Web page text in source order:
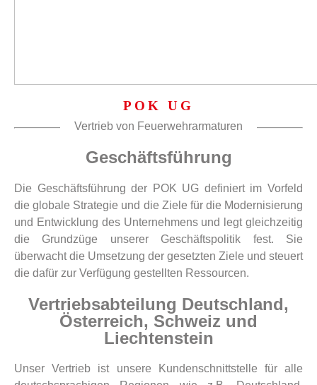
POK UG
Vertrieb von Feuerwehrarmaturen
Geschäftsführung
Die Geschäftsführung der POK UG definiert im Vorfeld
die globale Strategie und die Ziele für die Modernisierung
und Entwicklung des Unternehmens und legt gleichzeitig
die Grundzüge unserer Geschäftspolitik fest. Sie
überwacht die Umsetzung der gesetzten Ziele und steuert
die dafür zur Verfügung gestellten Ressourcen.
Vertriebsabteilung Deutschland,
Österreich, Schweiz und
Liechtenstein
Unser Vertrieb ist unsere Kundenschnittstelle für alle